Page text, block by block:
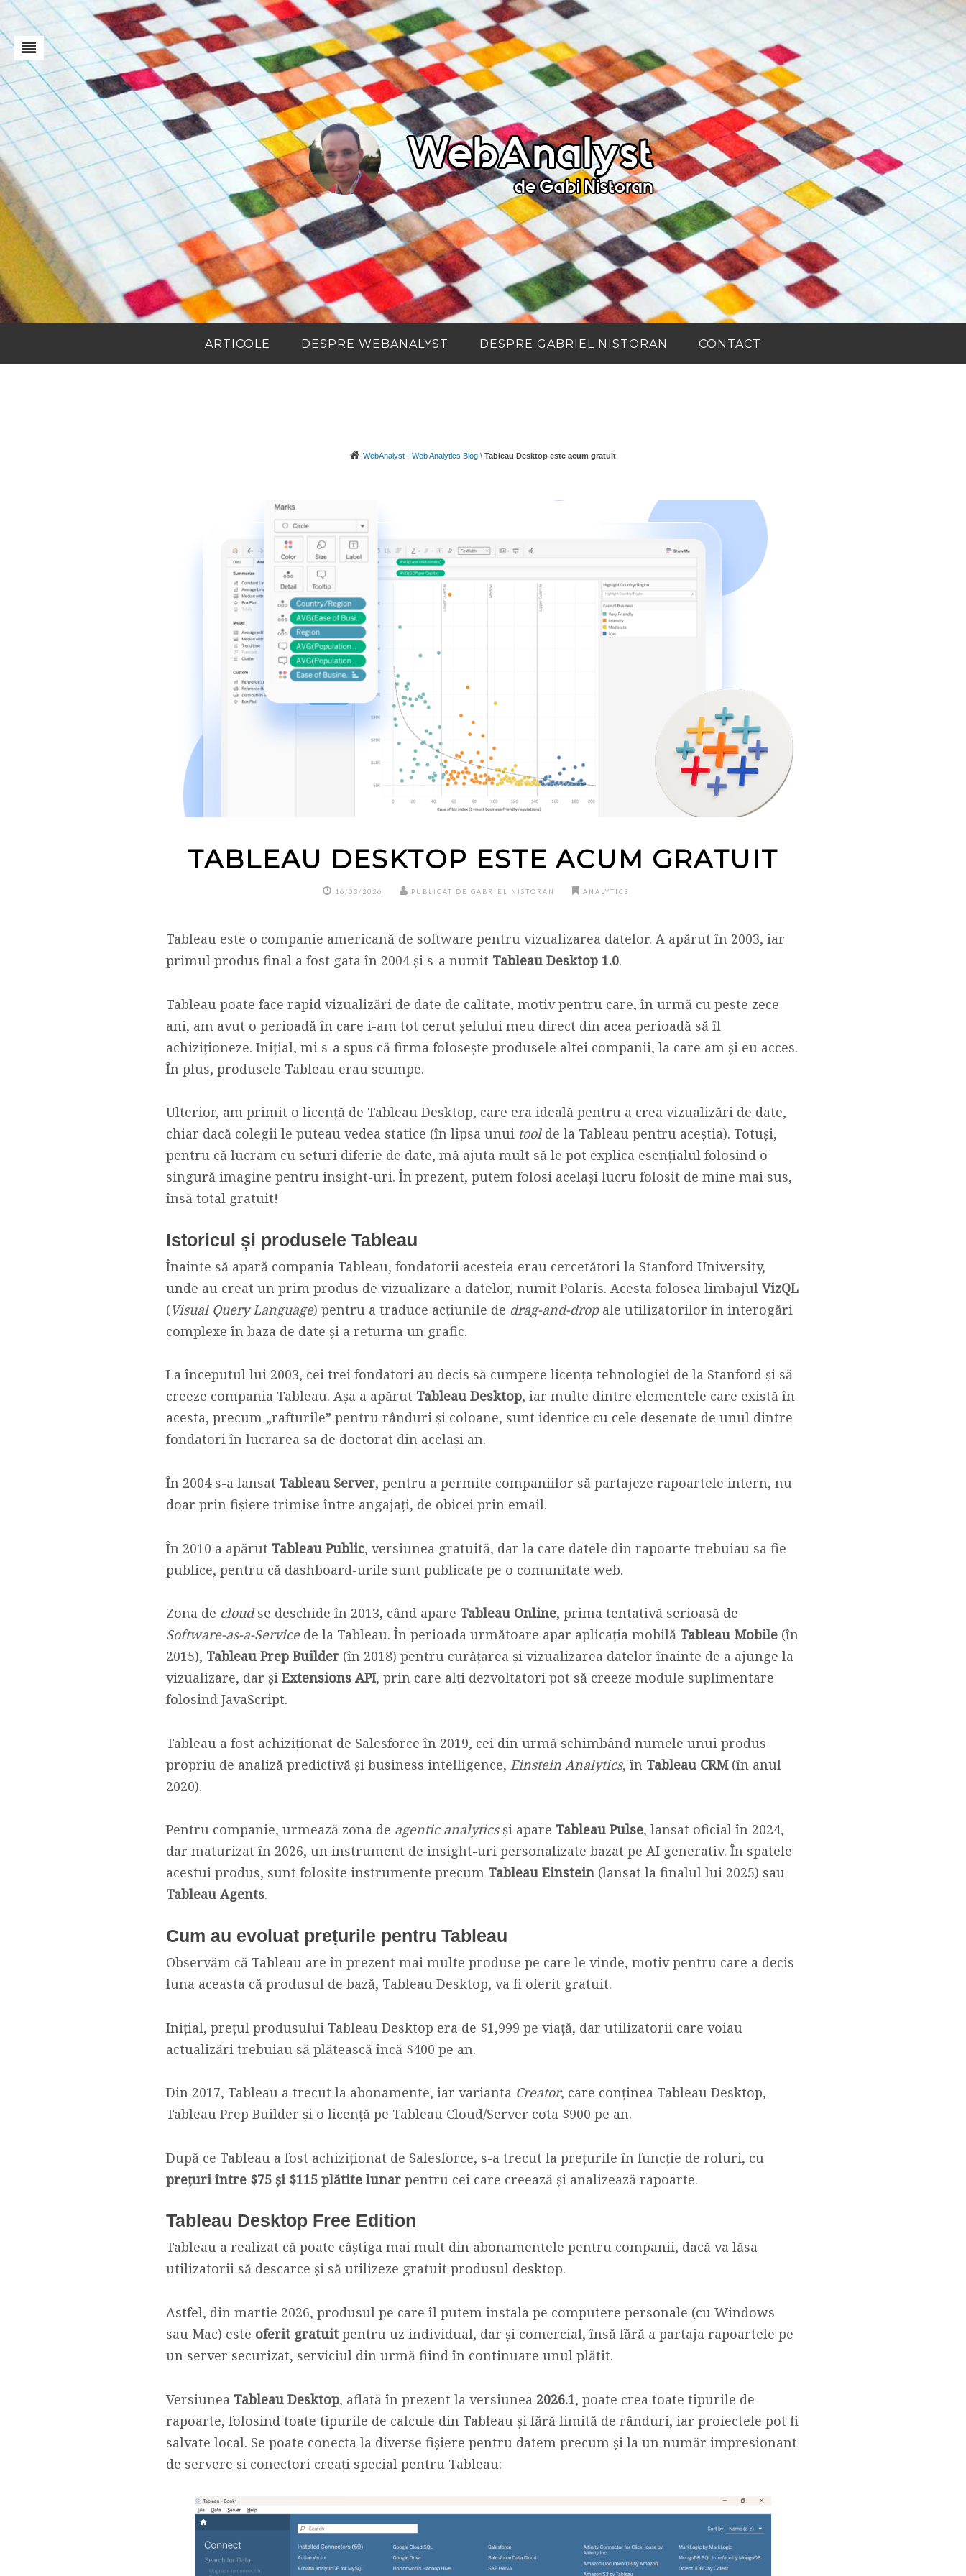
ARTICOLE DESPRE WEBANALYST DESPRE GABRIEL NISTORAN CONTACT
WebAnalyst - Web Analytics Blog \ Tableau Desktop este acum gratuit
TABLEAU DESKTOP ESTE ACUM GRATUIT
16/03/2026 PUBLICAT DE GABRIEL NISTORAN ANALYTICS
Tableau este o companie americană de software pentru vizualizarea datelor. A apărut în 2003, iar
primul produs final a fost gata în 2004 și s-a numit Tableau Desktop 1.0.
Tableau poate face rapid vizualizări de date de calitate, motiv pentru care, în urmă cu peste zece
ani, am avut o perioadă în care i-am tot cerut șefului meu direct din acea perioadă să îl
achiziționeze. Inițial, mi s-a spus că firma folosește produsele altei companii, la care am și eu acces.
În plus, produsele Tableau erau scumpe.
Ulterior, am primit o licență de Tableau Desktop, care era ideală pentru a crea vizualizări de date,
chiar dacă colegii le puteau vedea statice (în lipsa unui toolde la Tableau pentru aceștia). Totuși,
pentru că lucram cu seturi diferie de date, mă ajuta mult să le pot explica esențialul folosind o
singură imagine pentru insight-uri. În prezent, putem folosi același lucru folosit de mine mai sus,
însă total gratuit!
Istoricul și produsele Tableau
Înainte să apară compania Tableau, fondatorii acesteia erau cercetători la Stanford University,
unde au creat un prim produs de vizualizare a datelor, numit Polaris. Acesta folosea limbajul VizQL
(Visual Query Language) pentru a traduce acțiunile de drag-and-dropale utilizatorilor în interogări
complexe în baza de date și a returna un grafic.
La începutul lui 2003, cei trei fondatori au decis să cumpere licența tehnologiei de la Stanford și să
creeze compania Tableau. Așa a apărut Tableau Desktop, iar multe dintre elementele care există în
acesta, precum „rafturile” pentru rânduri și coloane, sunt identice cu cele desenate de unul dintre
fondatori în lucrarea sa de doctorat din același an.
În 2004 s-a lansat Tableau Server, pentru a permite companiilor să partajeze rapoartele intern, nu
doar prin fișiere trimise între angajați, de obicei prin email.
În 2010 a apărut Tableau Public, versiunea gratuită, dar la care datele din rapoarte trebuiau sa fie
publice, pentru că dashboard-urile sunt publicate pe o comunitate web.
Zona de cloudse deschide în 2013, când apare Tableau Online, prima tentativă serioasă de
Software-as-a-Servicede la Tableau. În perioada următoare apar aplicația mobilă Tableau Mobile (în
2015), Tableau Prep Builder (în 2018) pentru curățarea și vizualizarea datelor înainte de a ajunge la
vizualizare, dar și Extensions API, prin care alți dezvoltatori pot să creeze module suplimentare
folosind JavaScript.
Tableau a fost achiziționat de Salesforce în 2019, cei din urmă schimbând numele unui produs
propriu de analiză predictivă și business intelligence, Einstein Analytics, în Tableau CRM(în anul
2020).
Pentru companie, urmează zona de agentic analyticsși apare Tableau Pulse, lansat oficial în 2024,
dar maturizat în 2026, un instrument de insight-uri personalizate bazat pe AI generativ. În spatele
acestui produs, sunt folosite instrumente precum Tableau Einstein (lansat la finalul lui 2025) sau
Tableau Agents.
Cum au evoluat prețurile pentru Tableau
Observăm că Tableau are în prezent mai multe produse pe care le vinde, motiv pentru care a decis
luna aceasta că produsul de bază, Tableau Desktop, va fi oferit gratuit.
Inițial, prețul produsului Tableau Desktop era de $1,999 pe viață, dar utilizatorii care voiau
actualizări trebuiau să plătească încă $400 pe an.
Din 2017, Tableau a trecut la abonamente, iar varianta Creator, care conținea Tableau Desktop,
Tableau Prep Builder și o licență pe Tableau Cloud/Server cota $900 pe an.
După ce Tableau a fost achiziționat de Salesforce, s-a trecut la prețurile în funcție de roluri, cu
prețuri între $75 și $115 plătite lunar pentru cei care creează și analizează rapoarte.
Tableau Desktop Free Edition
Tableau a realizat că poate câștiga mai mult din abonamentele pentru companii, dacă va lăsa
utilizatorii să descarce și să utilizeze gratuit produsul desktop.
Astfel, din martie 2026, produsul pe care îl putem instala pe computere personale (cu Windows
sau Mac) este oferit gratuit pentru uz individual, dar și comercial, însă fără a partaja rapoartele pe
un server securizat, serviciul din urmă fiind în continuare unul plătit.
Versiunea Tableau Desktop, aflată în prezent la versiunea 2026.1, poate crea toate tipurile de
rapoarte, folosind toate tipurile de calcule din Tableau și fără limită de rânduri, iar proiectele pot fi
salvate local. Se poate conecta la diverse fișiere pentru datem precum și la un număr impresionant
de servere și conectori creați special pentru Tableau: